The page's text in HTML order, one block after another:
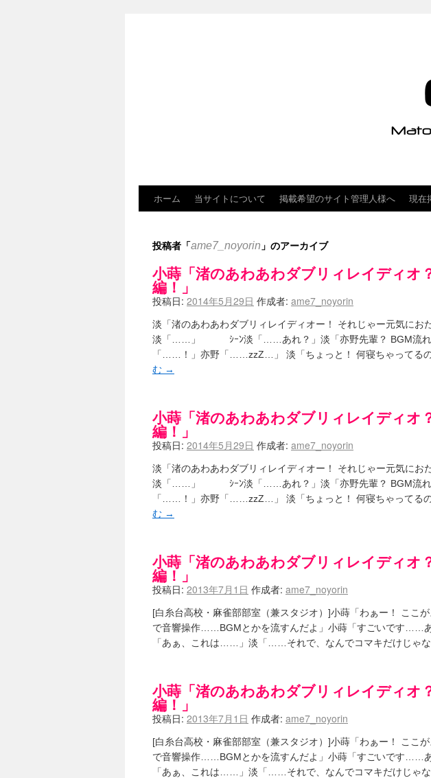
ホーム 当サイトについて 掲載希望のサイト管理人様へ 現在
投稿者「ame7_noyorin 」のアーカイブ
小蒔「渚のあわあわダブリィレイディオ
編！」
投稿日: 2014年5月29日 作成者: ame7_noyorin
淡「渚のあわあわダブリィレイディオー！ それじゃー元気にお
淡「……」 ｼｰﾝ淡「……あれ？」淡「亦野先輩？ BGM流れ
「……！」亦野「……zzZ…」 淡「ちょっと！ 何寝ちゃってる
む →
小蒔「渚のあわあわダブリィレイディオ
編！」
投稿日: 2014年5月29日 作成者: ame7_noyorin
淡「渚のあわあわダブリィレイディオー！ それじゃー元気にお
淡「……」 ｼｰﾝ淡「……あれ？」淡「亦野先輩？ BGM流れ
「……！」亦野「……zzZ…」 淡「ちょっと！ 何寝ちゃってる
む →
小蒔「渚のあわあわダブリィレイディオ
編！」
投稿日: 2013年7月1日 作成者: ame7_noyorin
[白糸台高校・麻雀部部室（兼スタジオ）]小蒔「わぁー！ ここ
で音響操作……BGMとかを流すんだよ」小蒔「すごいです……
「あぁ、これは……」淡「……それで、なんでコマキだけじゃ
小蒔「渚のあわあわダブリィレイディオ
編！」
投稿日: 2013年7月1日 作成者: ame7_noyorin
[白糸台高校・麻雀部部室（兼スタジオ）]小蒔「わぁー！ ここ
で音響操作……BGMとかを流すんだよ」小蒔「すごいです……
「あぁ、これは……」淡「……それで、なんでコマキだけじゃ